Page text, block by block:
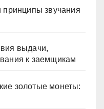
принципы звучания
выдачи,
к заемщикам
золотые монеты: